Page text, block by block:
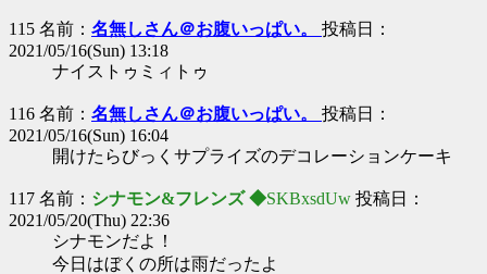
115 名前： 名無しさん＠お腹いっぱい。 投稿日：
2021/05/16(Sun) 13:18
ナイストゥミィトゥ
116 名前： 名無しさん＠お腹いっぱい。 投稿日：
2021/05/16(Sun) 16:04
開けたらびっくサプライズのデコレーションケーキ
117 名前： シナモン&フレンズ ◆SKBxsdUw 投稿日：
2021/05/20(Thu) 22:36
シナモンだよ！
今日はぼくの所は雨だったよ